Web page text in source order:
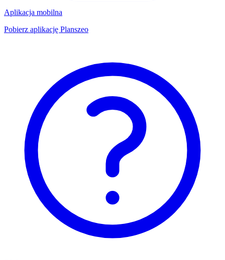
Aplikacja mobilna
Pobierz aplikację Planszeo